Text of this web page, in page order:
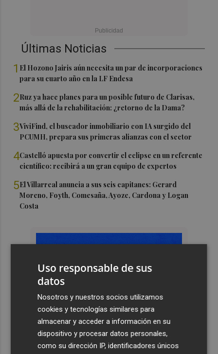
Últimas Noticias
1 El Hozono Jairis aún necesita un par de incorporaciones
para su cuarto año en la LF Endesa
2Ruz ya hace planes para un posible futuro de Clarisas,
más allá de la rehabilitación: ¿retorno de la Dama?
3ViviFind, el buscador inmobiliario con IA surgido del
PCUMH, prepara sus primeras alianzas con el sector
4Castelló apuesta por convertir el eclipse en un referente
científico: recibirá a un gran equipo de expertos
5El Villarreal anuncia a sus seis capitanes: Gerard
Moreno, Foyth, Comesaña, Ayoze, Cardona y Logan
Costa
Uso responsable de sus
datos
Nosotros y nuestros socios utilizamos
cookies y tecnologías similares para
almacenar y acceder a información en su
dispositivo y procesar datos personales,
como su dirección IP, identificadores únicos